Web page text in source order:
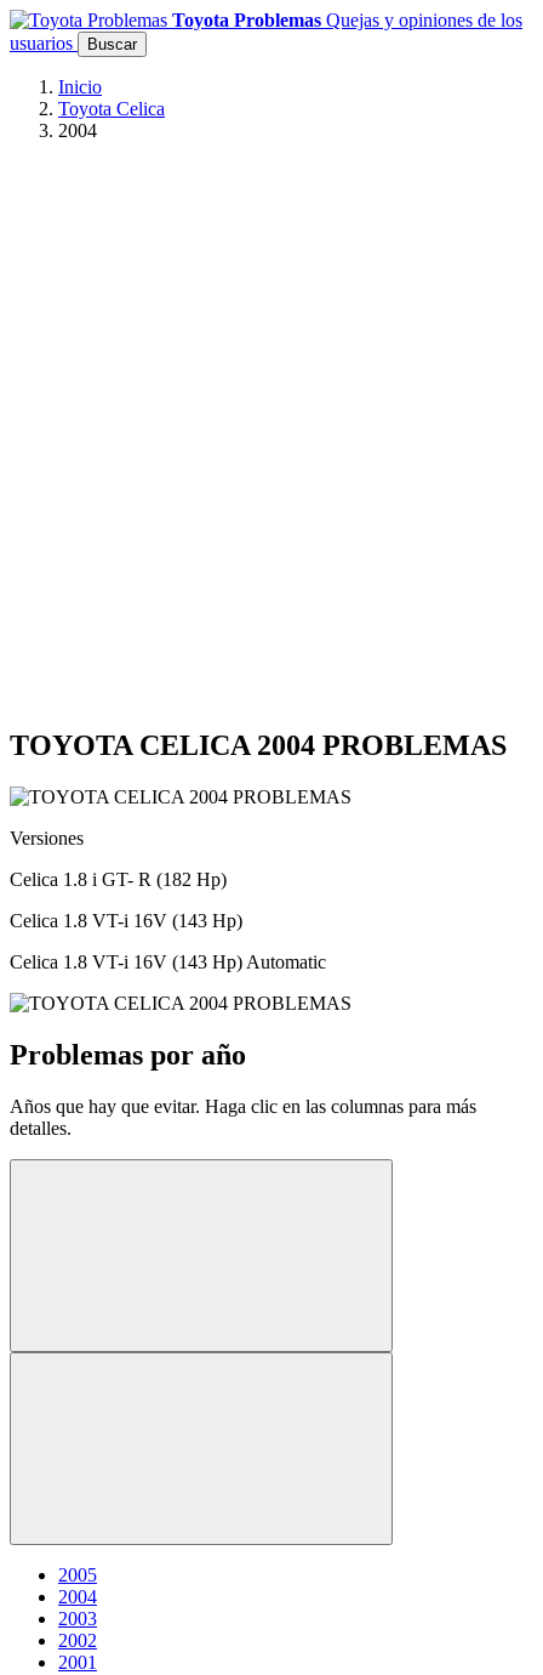
Toyota Problemas Quejas y opiniones de los
usuarios
Buscar
Inicio
Toyota Celica
2004
TOYOTA CELICA 2004 PROBLEMAS
Versiones
Celica 1.8 i GT- R (182 Hp)
Celica 1.8 VT-i 16V (143 Hp)
Celica 1.8 VT-i 16V (143 Hp) Automatic
Problemas por año
Años que hay que evitar. Haga clic en las columnas para más
detalles.
2005
2004
2003
2002
2001